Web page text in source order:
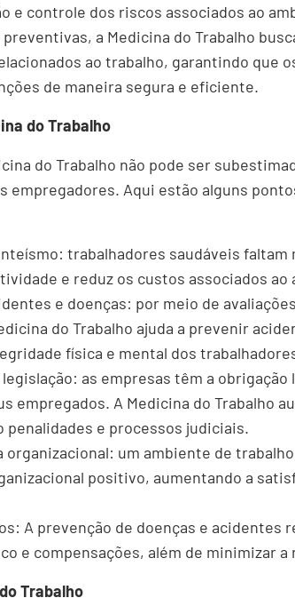
e controle dos riscos associados ao
a Medicina do Trabalho
ao trabalho, garantindo que
de maneira segura e eficiente.
do Trabalho
do Trabalho não pode ser
empregadores. Aqui estão alguns
trabalhadores saudáveis faltam
e reduz os custos associados ao
e doenças: por meio de
do Trabalho ajuda a prevenir
física e mental dos
as empresas têm a obrigação
empregados. A Medicina do Trabalho
penalidades e processos judiciais.
organizacional: um ambiente de
positivo, aumentando a
A prevenção de doenças e acidentes
e compensações, além de minimizar
Trabalho